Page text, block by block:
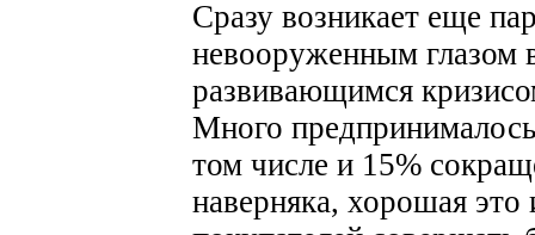
Сразу возникает еще
невооруженным глазом
развивающимся
Много
том числе и 15%
наверняка, хорошая это